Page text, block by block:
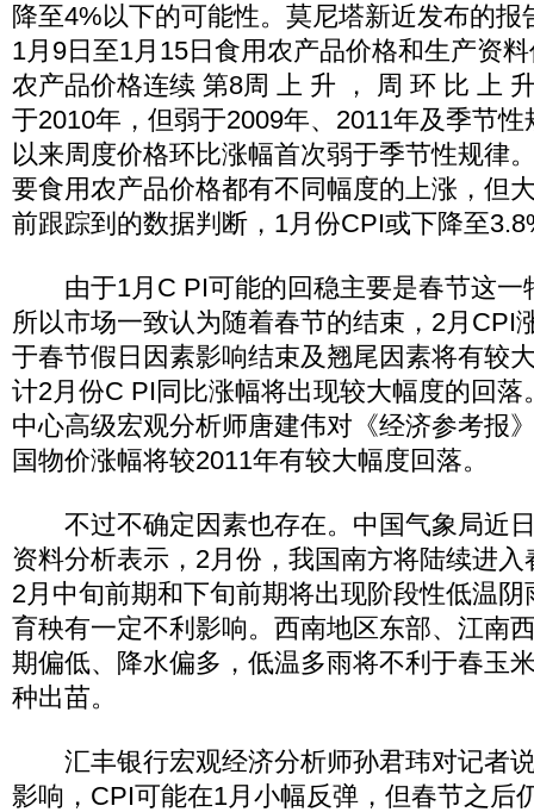
降至4%以下的可能性。莫尼塔新近发布的报
1月9日至1月15日食用农产品价格和生产资
农产品价格连续 第8周 上 升 ， 周 环 比 上
于2010年，但弱于2009年、2011年及季节
以来周度价格环比涨幅首次弱于季节性规律
要食用农产品价格都有不同幅度的上涨，但
前跟踪到的数据判断，1月份CPI或下降至
由于1月C PI可能的回稳主要是春节这一
所以市场一致认为随着春节的结束，2月CPI
于春节假日因素影响结束及翘尾因素将有较
计2月份C PI同比涨幅将出现较大幅度的回落
中心高级宏观分析师唐建伟对《经济参考报
国物价涨幅将较2011年有较大幅度回落。
不过不确定因素也存在。中国气象局近
资料分析表示，2月份，我国南方将陆续进
2月中旬前期和下旬前期将出现阶段性低温
育秧有一定不利影响。西南地区东部、江南
期偏低、降水偏多，低温多雨将不利于春玉
种出苗。
汇丰银行宏观经济分析师孙君玮对记者
影响，CPI可能在1月小幅反弹，但春节之后